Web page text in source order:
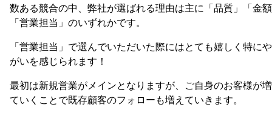
数ある競合の中、弊社が選ばれる理由は主に「品質」「金
「営業担当」のいずれかです。
「営業担当」で選んでいただいた際にはとても嬉しく特に
がいを感じられます！
最初は新規営業がメインとなりますが、ご自身のお客様が
ていくことで既存顧客のフォローも増えていきます。